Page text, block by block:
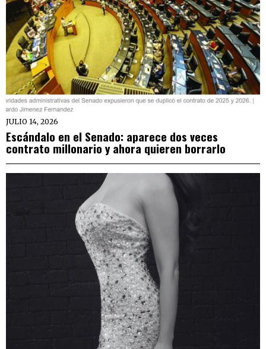
JULIO 14, 2026
Escándalo en el Senado: aparece dos veces
contrato millonario y ahora quieren borrarlo